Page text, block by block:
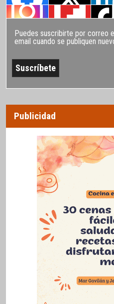
Puedes suscribirte por correo
email cuando se publiquen
Publicidad